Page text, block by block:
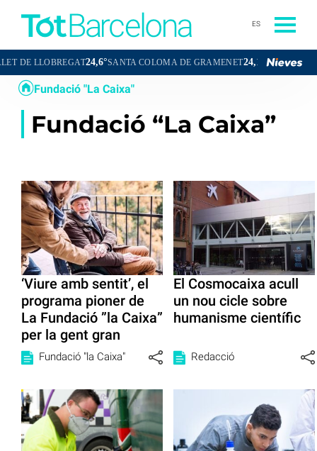
ES
LLOBREGAT24,6°SANTA COLOMA DE GRAMENET24,1°CORNELLÀ DE
Fundació "La Caixa"
Fundació “La Caixa”
‘Viure amb sentit’, el
programa pioner de
La Fundació ”la Caixa”
per la gent gran
Fundació "la Caixa"
El Cosmocaixa acull
un nou cicle sobre
humanisme científic
Redacció